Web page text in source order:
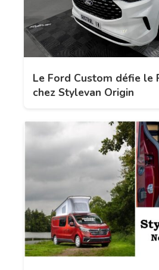
Le Ford Custom défie le
chez Stylevan Origin